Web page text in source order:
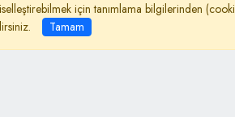
©Kafkas Araştırma
için tanımlama bilgilerinden
Tamam